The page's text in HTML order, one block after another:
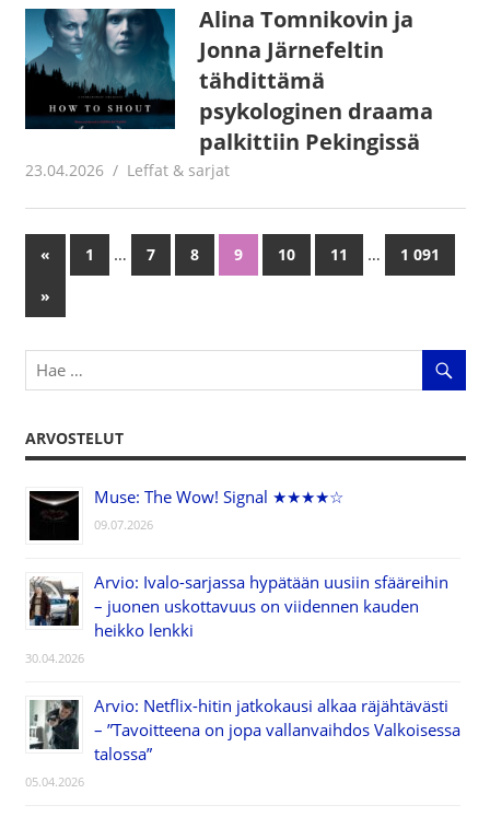
Alina Tomnikovin ja
Jonna Järnefeltin
tähdittämä
psykologinen draama
palkittiin Pekingissä
23.04.2026 Juha Kaunisto
Leffat & sarjat
Artikkelien
selaus
« Previous
Posts
1 … 7 8 9 10 11 …
1 091
Next
Posts
»
ARVOSTELUT
Muse: The Wow! Signal ★★★★☆
09.07.2026
Arvio: Ivalo-sarjassa hypätään uusiin sfääreihin
– juonen uskottavuus on viidennen kauden
heikko lenkki
30.04.2026
Arvio: Netflix-hitin jatkokausi alkaa räjähtävästi
– ”Tavoitteena on jopa vallanvaihdos Valkoisessa
talossa”
05.04.2026